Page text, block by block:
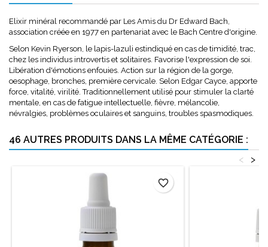
Elixir minéral recommandé par Les Amis du Dr Edward Bach,
association créée en 1977 en partenariat avec le Bach Centre d'origine.
Selon Kevin Ryerson, le lapis-lazuli estindiqué en cas de timidité, trac,
chez les individus introvertis et solitaires. Favorise l'expression de soi.
Libération d'émotions enfouies. Action sur la région de la gorge,
oesophage, bronches, première cervicale. Selon Edgar Cayce, apporte
force, vitalité, virilité. Traditionnellement utilisé pour stimuler la clarté
mentale, en cas de fatigue intellectuelle, fièvre, mélancolie,
névralgies, problèmes oculaires et sanguins, troubles spasmodiques.
46 AUTRES PRODUITS DANS LA MÊME CATÉGORIE :
>
<
favorite_border